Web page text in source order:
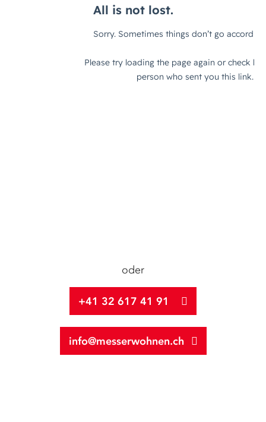
oder
+41 32 617 41 91
info@messerwohnen.ch